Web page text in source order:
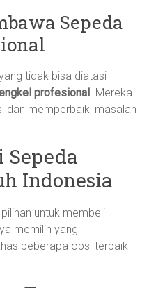
Sepeda
tidak bisa diatasi
profesional . Mereka
dan memperbaiki masalah
Indonesia
untuk membeli
memilih yang
beberapa opsi terbaik